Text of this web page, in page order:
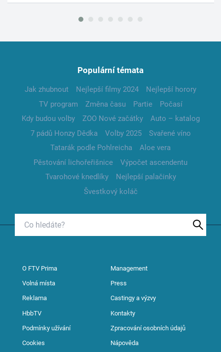
Populární témata
Jak zhubnout Nejlepší filmy 2024
Nejlepší horory
TV program
Změna času Partie
Počasí
Kdy budou volby
ZOO Nové začátky
Auto – katalog
7 pádů Honzy Dědka
Volby 2025
Svařené víno
Tatarák podle Pohlreicha
Aloe vera
Pěstování lichořeřišnice
Výpočet ascendentu
Tvarohové knedlíky
Nejlepší palačinky
Švestkový koláč
O FTV Prima Management
Volná místa Press
Reklama Castingy a výzvy
HbbTV Kontakty
Podmínky užívání Zpracování osobních údajů
Cookies Nápověda